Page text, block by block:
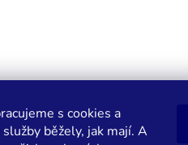
s cookies a
běžely, jak mají. A